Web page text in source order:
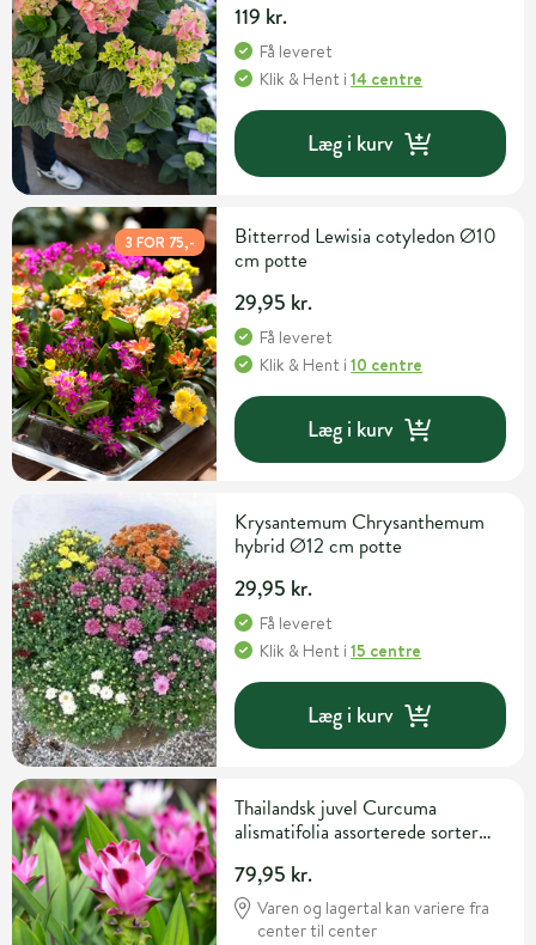
119 kr.
Få leveret
Klik & Hent i14 centre
Læg i kurv
3 FOR 75,-
Bitterrod Lewisia cotyledon Ø10
cm potte
29,95 kr.
Få leveret
Klik & Hent i10 centre
Læg i kurv
Krysantemum Chrysanthemum
hybrid Ø12 cm potte
29,95 kr.
Få leveret
Klik & Hent i15 centre
Læg i kurv
Thailandsk juvel Curcuma
alismatifolia assorterede sorter
79,95 kr.
Varen og lagertal kan variere fra
center til center